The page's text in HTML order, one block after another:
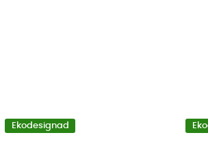
Ekodesignad